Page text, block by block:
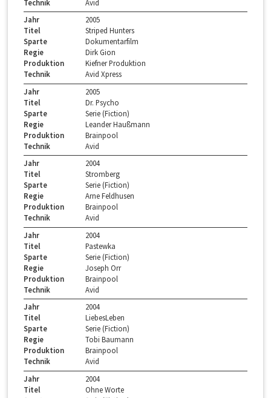
Technik
Avid
Jahr
2005
Titel
Striped Hunters
Sparte
Dokumentarfilm
Regie
Dirk Gion
Produktion
Kiefner Produktion
Technik
Avid Xpress
Jahr
2005
Titel
Dr. Psycho
Sparte
Serie (Fiction)
Regie
Leander Haußmann
Produktion
Brainpool
Technik
Avid
Jahr
2004
Titel
Stromberg
Sparte
Serie (Fiction)
Regie
Arne Feldhusen
Produktion
Brainpool
Technik
Avid
Jahr
2004
Titel
Pastewka
Sparte
Serie (Fiction)
Regie
Joseph Orr
Produktion
Brainpool
Technik
Avid
Jahr
2004
Titel
LiebesLeben
Sparte
Serie (Fiction)
Regie
Tobi Baumann
Produktion
Brainpool
Technik
Avid
Jahr
2004
Titel
Ohne Worte